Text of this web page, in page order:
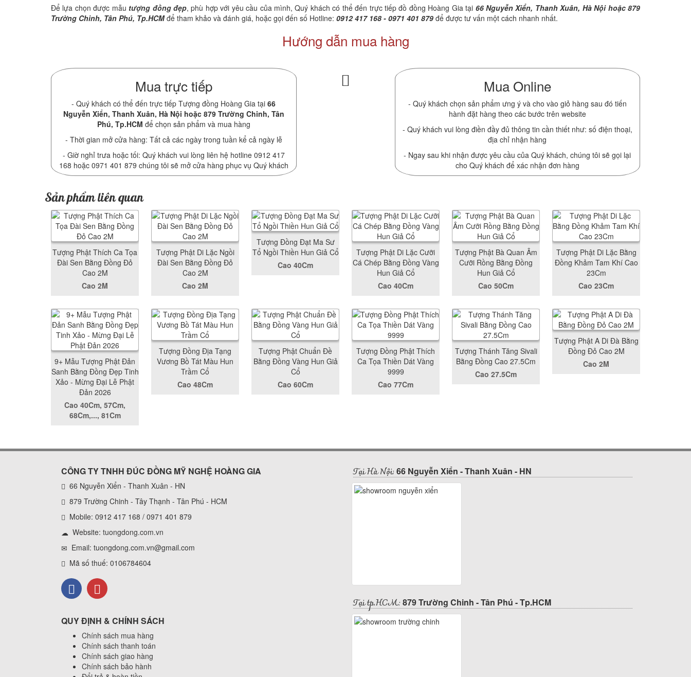
Để lựa chọn được mẫu tượng đồng đẹp, phù hợp với yêu cầu của mình, Quý khách có thể đến trực tiếp đồ đồng Hoàng Gia tại 66 Nguyễn Xiển, Thanh Xuân, Hà Nội hoặc 879
Trường Chinh, Tân Phú, Tp.HCMđể tham khảo và đánh giá, hoặc gọi đến số Hotline: 0912 417 168 - 0971 401 879 để được tư vấn một cách nhanh nhất.
Hướng dẫn mua hàng
Mua trực tiếp
- Quý khách có thể đến trực tiếp Tượng đồng Hoàng Gia tại66
Nguyễn Xiển, Thanh Xuân, Hà Nội hoặc 879 Trường Chinh, Tân
Phú, Tp.HCM để chọn sản phẩm và mua hàng
- Thời gian mở cửa hàng: Tất cả các ngày trong tuần kể cả ngày lễ
- Giờ nghỉ trưa hoặc tối: Quý khách vui lòng liên hệ hotline 0912 417
168 hoặc 0971 401 879 chúng tôi sẽ mở cửa hàng phục vụ Quý khách
Mua Online
- Quý khách chọn sản phẩm ưng ý và cho vào giỏ hàng sau đó tiến
hành đặt hàng theo các bước trên website
- Quý khách vui lòng điền đầy đủ thông tin cần thiết như: số điện thoại,
địa chỉ nhận hàng
- Ngay sau khi nhận được yêu cầu của Quý khách, chúng tôi sẽ gọi lại
cho Quý khách để xác nhận đơn hàng
Sản phẩm liên quan
Tượng Phật Thích Ca Tọa
Đài Sen Bằng Đồng Đỏ
Cao 2M
Cao 2M
Tượng Phật Di Lặc Ngồi
Đài Sen Bằng Đồng Đỏ
Cao 2M
Cao 2M
Tượng Đồng Đạt Ma Sư
Tổ Ngồi Thiền Hun Giả Cổ
Cao 40Cm
Tượng Phật Di Lặc Cưỡi
Cá Chép Bằng Đồng Vàng
Hun Giả Cổ
Cao 40Cm
Tượng Phật Bà Quan Âm
Cưỡi Rồng Bằng Đồng
Hun Giả Cổ
Cao 50Cm
Tượng Phật Di Lặc Bằng
Đồng Khảm Tam Khí Cao
23Cm
Cao 23Cm
9+ Mẫu Tượng Phật Đản
Sanh Bằng Đồng Đẹp Tinh
Xảo - Mừng Đại Lễ Phật
Đản 2026
Cao 40Cm, 57Cm,
68Cm,..., 81Cm
Tượng Đồng Địa Tạng
Vương Bồ Tát Màu Hun
Trầm Cổ
Cao 48Cm
Tượng Phật Chuẩn Đề
Bằng Đồng Vàng Hun Giả
Cổ
Cao 60Cm
Tượng Đồng Phật Thích
Ca Tọa Thiền Dát Vàng
9999
Cao 77Cm
Tượng Thánh Tăng Sivali
Bằng Đồng Cao 27.5Cm
Cao 27.5Cm
Tượng Phật A Di Đà Bằng
Đồng Đỏ Cao 2M
Cao 2M
CÔNG TY TNHH ĐÚC ĐỒNG MỸ NGHỆ HOÀNG GIA
66 Nguyễn Xiển - Thanh Xuân - HN
879 Trường Chinh - Tây Thạnh - Tân Phú - HCM
Mobile: 0912 417 168 / 0971 401 879
Website: tuongdong.com.vn
Email: tuongdong.com.vn@gmail.com
Mã số thuế: 0106784604
QUY ĐỊNH & CHÍNH SÁCH
Chính sách mua hàng
Chính sách thanh toán
Chính sách giao hàng
Chính sách bảo hành
Tại Hà Nội: 66 Nguyễn Xiển - Thanh Xuân - HN
Tại tp.HCM: 879 Trường Chinh - Tân Phú - Tp.HCM